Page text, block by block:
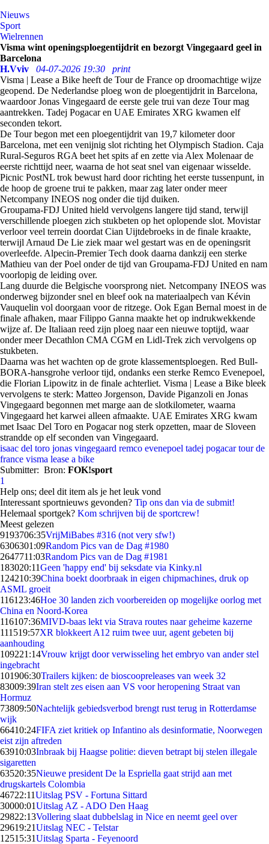
Nieuws
Sport
Wielrennen
Visma wint openingsploegentijdrit en bezorgt Vingegaard geel in
Barcelona
H.Vviv
04-07-2026 19:30
print
Visma | Lease a Bike heeft de Tour de France op droomachtige wijze
geopend. De Nederlandse ploeg won de ploegentijdrit in Barcelona,
waardoor Jonas Vingegaard de eerste gele trui van deze Tour mag
aantrekken. Tadej Pogacar en UAE Emirates XRG kwamen elf
seconden tekort.
De Tour begon met een ploegentijdrit van 19,7 kilometer door
Barcelona, met een venijnig slot richting het Olympisch Stadion. Caja
Rural-Seguros RGA beet het spits af en zette via Alex Molenaar de
eerste richttijd neer, waarna de hot seat snel van eigenaar wisselde.
Picnic PostNL trok bewust hard door richting het eerste tussenpunt, in
de hoop de groene trui te pakken, maar zag later onder meer
Netcompany INEOS nog onder die tijd duiken.
Groupama-FDJ United hield vervolgens langere tijd stand, terwijl
verschillende ploegen zich stukbeten op het oplopende slot. Movistar
verloor veel terrein doordat Cian Uijtdebroeks in de finale kraakte,
terwijl Arnaud De Lie ziek maar wel gestart was en de openingsrit
overleefde. Alpecin-Premier Tech dook daarna dankzij een sterke
Mathieu van der Poel onder de tijd van Groupama-FDJ United en nam
voorlopig de leiding over.
Lang duurde die Belgische voorsprong niet. Netcompany INEOS was
onderweg bijzonder snel en bleef ook na materiaalpech van Kévin
Vauquelin vol doorgaan voor de ritzege. Ook Egan Bernal moest in de
finale afhaken, maar Filippo Ganna maakte het op indrukwekkende
wijze af. De Italiaan reed zijn ploeg naar een nieuwe toptijd, waar
onder meer Decathlon CMA CGM en Lidl-Trek zich vervolgens op
stukbeten.
Daarna was het wachten op de grote klassementsploegen. Red Bull-
BORA-hansgrohe verloor tijd, ondanks een sterke Remco Evenepoel,
die Florian Lipowitz in de finale achterliet. Visma | Lease a Bike bleek
vervolgens te sterk: Matteo Jorgenson, Davide Piganzoli en Jonas
Vingegaard begonnen met marge aan de slotkilometer, waarna
Vingegaard het karwei alleen afmaakte. UAE Emirates XRG kwam
met Isaac Del Toro en Pogacar nog sterk opzetten, maar de Sloveen
strandde op elf seconden van Vingegaard.
isaac del toro jonas vingegaard remco evenepoel tadej pogacar tour de
france visma lease a bike
Submitter: Bron: FOK!sport
1
Help ons; deel dit item als je het leuk vond
Interessant sportnieuws gevonden? Tip ons dan via de submit!
Helemaal sportgek? Kom schrijven bij de sportcrew!
Meest gelezen
9193706:35VrijMiBabes #316 (not very sfw!)
6306301:09Random Pics van de Dag #1980
2647711:03Random Pics van de Dag #1981
183020:11Geen 'happy end' bij seksdate via Kinky.nl
124210:39China boekt doorbraak in eigen chipmachines, druk op
ASML groeit
1161 23:46Hoe 30 landen zich voorbereiden op mogelijke oorlog met
China en Noord-Korea
116107:36MIVD-baas lekt via Strava routes naar geheime kazerne
111519:57XR blokkeert A12 ruim twee uur, agent gebeten bij
aanhouding
109221:14Vrouw krijgt door verwisseling het embryo van ander stel
ingebracht
101906:30Trailers kijken: de bioscoopreleases van week 32
83009:39Iran stelt zes eisen aan VS voor heropening Straat van
Hormuz
73809:50Nachtelijk gebiedsverbod brengt rust terug in Rotterdamse
wijk
66410:24FIFA ziet kritiek op Infantino als desinformatie, Noorwegen
eist zijn aftreden
63910:03Inbraak bij Haagse politie: dieven betrapt bij stelen illegale
sigaretten
63520:35Nieuwe president De la Espriella gaat strijd aan met
drugskartels Colombia
46722:11Uitslag PSV - Fortuna Sittard
30000:01Uitslag AZ - ADO Den Haag
29822:13Vollering slaat dubbelslag in Nice en neemt geel over
29619:21Uitslag NEC - Telstar
12515:31Uitslag Sparta - Feyenoord